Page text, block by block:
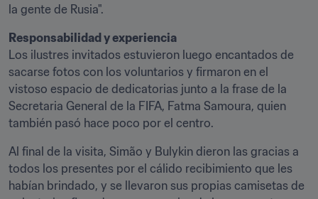
la gente de Rusia".
Responsabilidad y experiencia
Los ilustres invitados estuvieron luego encantados de
sacarse fotos con los voluntarios y firmaron en el
vistoso espacio de dedicatorias junto a la frase de la
Secretaria General de la FIFA, Fatma Samoura, quien
también pasó hace poco por el centro.
Al final de la visita, Simão y Bulykin dieron las gracias a
todos los presentes por el cálido recibimiento que les
habían brindado, y se llevaron sus propias camisetas de